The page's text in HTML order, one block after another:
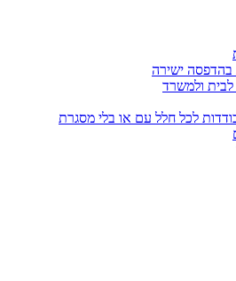
בהדפסה ישירה
לבית ולמשרד
לכל חלל עם או בלי מסגרת